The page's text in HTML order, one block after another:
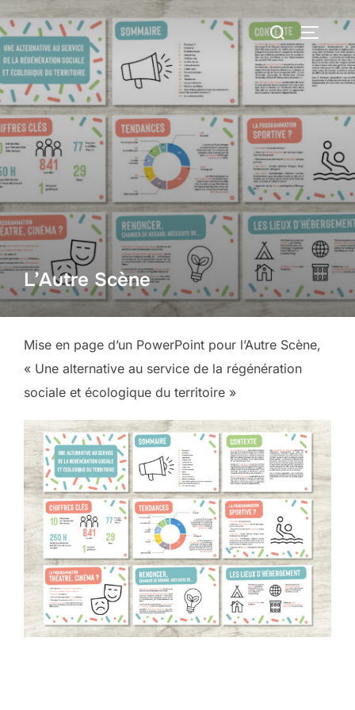
Aller
au
contenu
Rechercher :
L’Autre Scène
Mise en page d’un PowerPoint pour l’Autre Scène,
« Une alternative au service de la régénération
sociale et écologique du territoire »